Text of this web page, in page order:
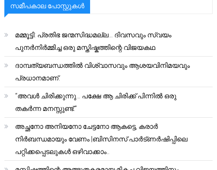
സമീപകാല പോസ്റ്റുകൾ
മമ്മൂട്ടി: പ്രതിഭ ജന്മസിദ്ധമല്ല… ദിവസവും സ്വയം
പുനർനിർമ്മിച്ച ഒരു മസ്തിഷ്കത്തിന്റെ വിജയകഥ
ദാമ്പത്യബന്ധത്തിൽ വിശ്വാസവും ആശയവിനിമയവും
പ്രധാനമാണ്.
“അവൾ ചിരിക്കുന്നു… പക്ഷേ ആ ചിരിക്ക് പിന്നിൽ ഒരു
തകർന്ന മനസ്സുണ്ട്.”
അച്ഛനോ അനിയനോ ചേട്ടനോ ആകട്ടെ, കരാർ
നിർബന്ധമായും വേണം |ബിസിനസ് പാർട്ണർഷിപ്പിലെ
പറ്റിക്കപ്പെടലുകൾ ഒഴിവാക്കാം..